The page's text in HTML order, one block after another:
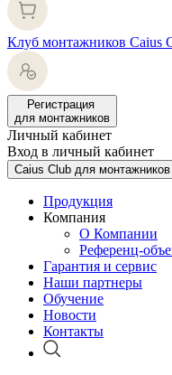
Клуб монтажников Caius
Регистрация
для монтажников
Личный кабинет
Вход в личный кабинет
Caius Club для монтажников
Продукция
Компания
О Компании
Референц-
Гарантия и сервис
Наши партнеры
Обучение
Новости
Контакты